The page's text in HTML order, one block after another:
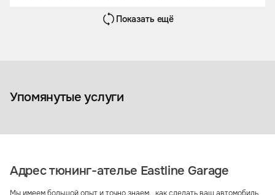
Показать ещё
Упомянутые услуги
Оклейка авто пленкой
Адрес тюнинг-ателье Eastline Garage
Мы имеем большой опыт и точно знаем, как сделать ваш автомобиль